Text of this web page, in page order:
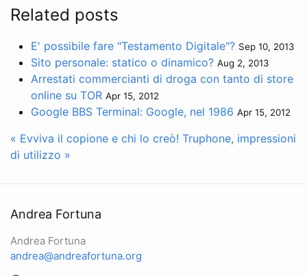
Related posts
E' possibile fare "Testamento Digitale"? Sep 10, 2013
Sito personale: statico o dinamico? Aug 2, 2013
Arrestati commercianti di droga con tanto di store
online su TOR Apr 15, 2012
Google BBS Terminal: Google, nel 1986 Apr 15, 2012
« Evviva il copione e chi lo creò! Truphone, impressioni
di utilizzo »
Andrea Fortuna
Andrea Fortuna
andrea@andreafortuna.org